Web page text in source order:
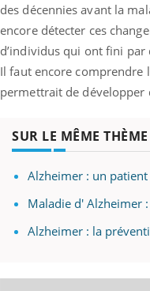
des décennies avant la
encore détecter ces
d’individus qui ont fini par
Il faut encore comprendre
permettrait de développer
SUR LE MÊME THÈME
Alzheimer : un
Maladie d' Alzheimer
Alzheimer : la